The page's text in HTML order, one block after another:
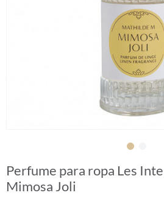
Perfume para ropa Les
Mimosa Joli